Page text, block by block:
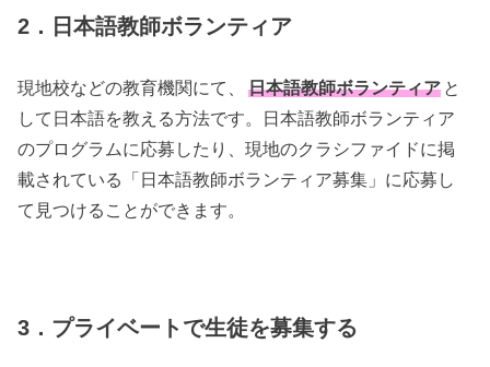
2．日本語教師ボランティア
現地校などの教育機関にて、 日本語教師ボランティア と
して日本語を教える方法です。日本語教師ボランティア
のプログラムに応募したり、現地のクラシファイドに掲
載されている「日本語教師ボランティア募集」に応募し
て見つけることができます。
3．プライベートで生徒を募集する